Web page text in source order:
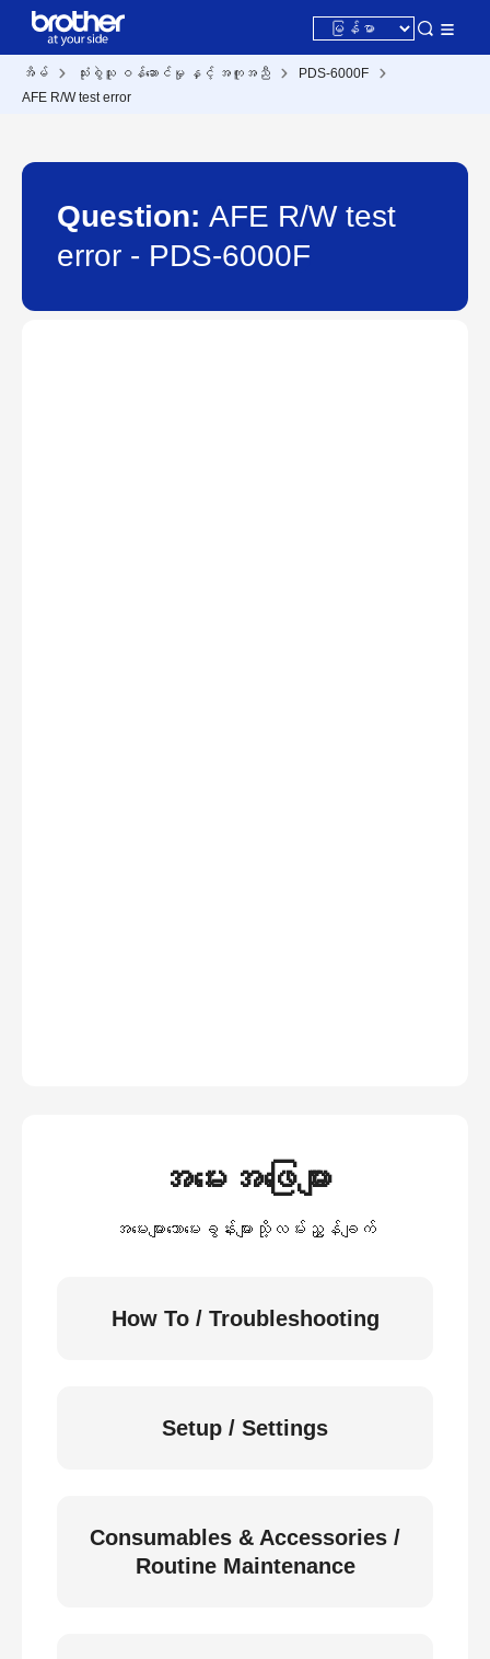
အိမ် သုံးစွဲသူ ဝန်ဆောင်မှု နှင့် အကူအညီ
PDS-6000F
AFE R/W test error
Question: AFE R/W test
error - PDS-6000F
အမေးအဖြေများ
အမေးများသောမေးခွန်းများသို့လမ်းညွှန်ချက်
How To / Troubleshooting
Setup / Settings
Consumables & Accessories /
Routine Maintenance